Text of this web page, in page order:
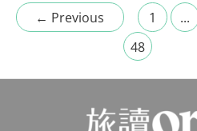
← Previous 1 ...
48